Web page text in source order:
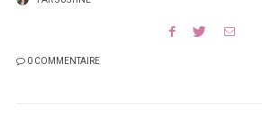
0 COMMENTAIRE